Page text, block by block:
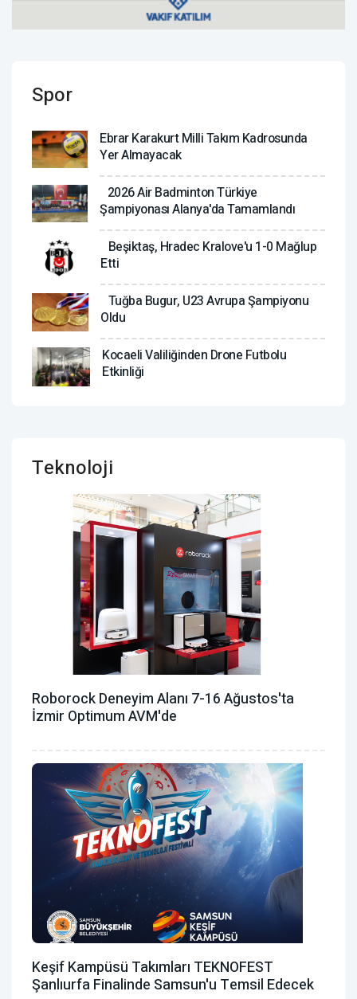
Spor
Ebrar Karakurt Milli Takım Kadrosunda
Yer Almayacak
2026 Air Badminton Türkiye
Şampiyonası Alanya'da Tamamlandı
Beşiktaş, Hradec Kralove'u 1-0 Mağlup
Etti
Tuğba Bugur, U23 Avrupa Şampiyonu
Oldu
Kocaeli Valiliğinden Drone Futbolu
Etkinliği
Teknoloji
Roborock Deneyim Alanı 7-16 Ağustos'ta
İzmir Optimum AVM'de
Keşif Kampüsü Takımları TEKNOFEST
Şanlıurfa Finalinde Samsun'u Temsil Edecek